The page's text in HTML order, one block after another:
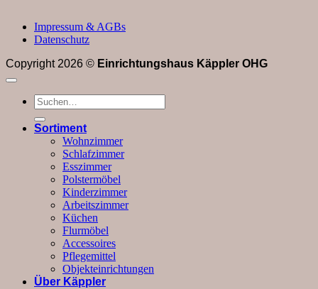
Impressum & AGBs
Datenschutz
Copyright 2026 © Einrichtungshaus Käppler OHG
Suchen
nach:
Sortiment
Wohnzimmer
Schlafzimmer
Esszimmer
Polstermöbel
Kinderzimmer
Arbeitszimmer
Küchen
Flurmöbel
Accessoires
Pflegemittel
Objekteinrichtungen
Über Käppler